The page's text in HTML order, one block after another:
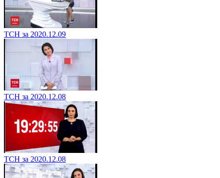
ТСН за 2020.12.09
ТСН за 2020.12.08
ТСН за 2020.12.08